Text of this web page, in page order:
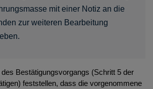
mit einer Notiz an die
zur weiteren Bearbeitung
Bestätigungsvorgangs (Schritt 5 der
feststellen, dass die vorgenommene